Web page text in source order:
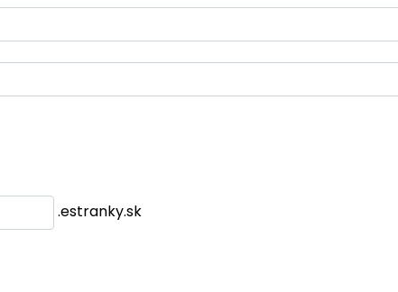
.estranky.sk